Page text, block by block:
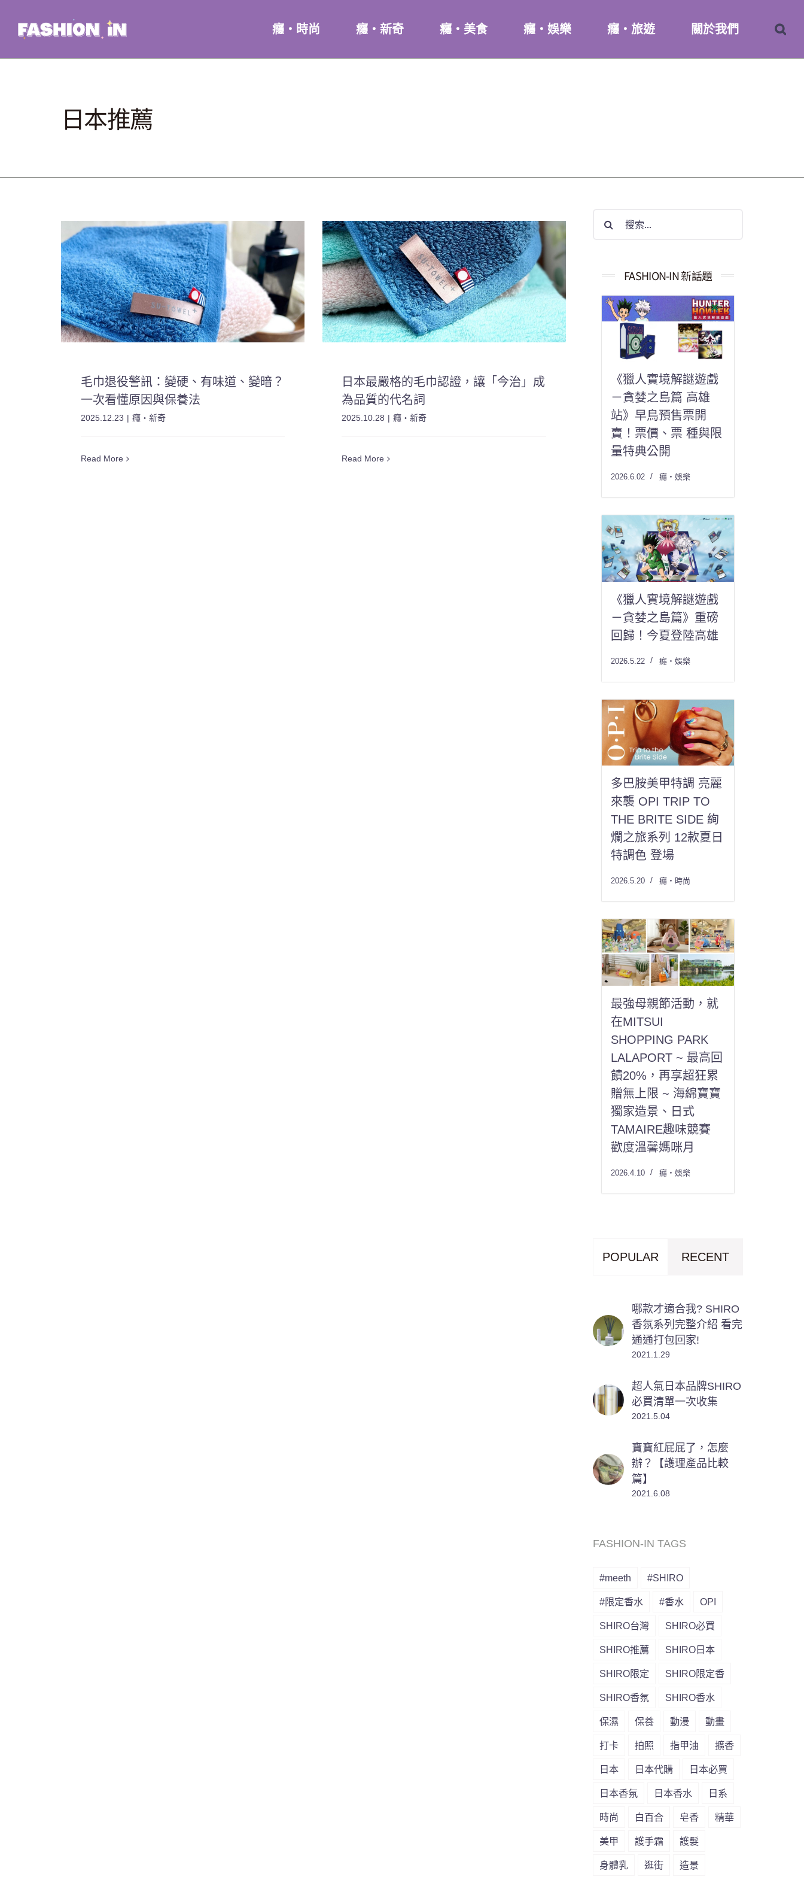
癮・時尚 癮・新奇 癮・美食 癮・娛樂 癮・旅遊 關於我們
日本推薦
毛巾退役警訊：變硬、有味道、變暗？
一次看懂原因與保養法
2025.12.23 | 癮・新奇
Read More
日本最嚴格的毛巾認證，讓「今治」成
為品質的代名詞
2025.10.28 | 癮・新奇
Read More
果：
FASHION-IN 新話題
《獵人實境解謎遊戲
－貪婪之島篇 高雄
站》早鳥預售票開
賣！票價、票 種與限
量特典公開
2026.6.02 癮・娛樂
《獵人實境解謎遊戲
－貪婪之島篇》重磅
回歸！今夏登陸高雄
2026.5.22 癮・娛樂
多巴胺美甲特調 亮麗
來襲 OPI TRIP TO
THE BRITE SIDE 絢
爛之旅系列 12款夏日
特調色 登場
2026.5.20 癮・時尚
最強母親節活動，就
在MITSUI
SHOPPING PARK
LALAPORT ~ 最高回
饋20%，再享超狂累
贈無上限 ~ 海綿寶寶
獨家造景、日式
TAMAIRE趣味競賽
歡度溫馨媽咪月
2026.4.10 癮・娛樂
POPULAR RECENT
哪款才適合我? SHIRO
香氛系列完整介紹 看完
通通打包回家!
2021.1.29
超人氣日本品牌SHIRO
必買清單一次收集
2021.5.04
寶寶紅屁屁了，怎麼
辦？【護理產品比較
篇】
2021.6.08
FASHION-IN TAGS
#meeth #SHIRO
#限定香水 #香水 OPI
SHIRO台灣 SHIRO必買
SHIRO推薦 SHIRO日本
SHIRO限定 SHIRO限定香
SHIRO香氛 SHIRO香水
保濕 保養 動漫 動畫
打卡 拍照 指甲油 擴香
日本 日本代購 日本必買
日本香氛 日本香水 日系
時尚 白百合 皂香 精華
美甲 護手霜 護髮
身體乳 逛街 造景